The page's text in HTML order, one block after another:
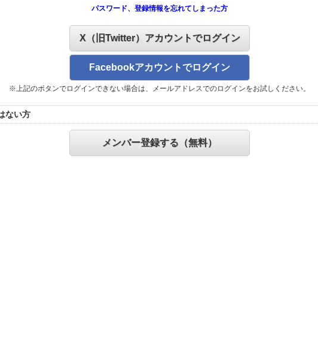
パスワード、登録情報を忘れてしまった方
X（旧Twitter）アカウントでログイン
Facebookアカウントでログイン
※上記のボタンでログインできない場合は、メールアドレスでのログインをお試しください。
ない方
メンバー登録する（無料）